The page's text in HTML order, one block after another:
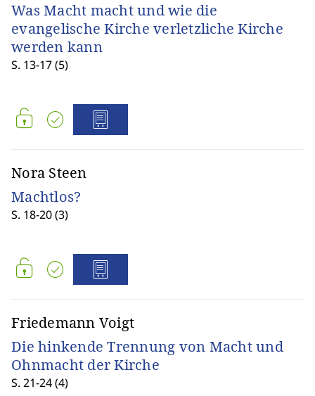
Was Macht macht und wie die
evangelische Kirche verletzliche Kirche
werden kann
S. 13-17 (5)
Nora Steen
Machtlos?
S. 18-20 (3)
Friedemann Voigt
Die hinkende Trennung von Macht und
Ohnmacht der Kirche
S. 21-24 (4)